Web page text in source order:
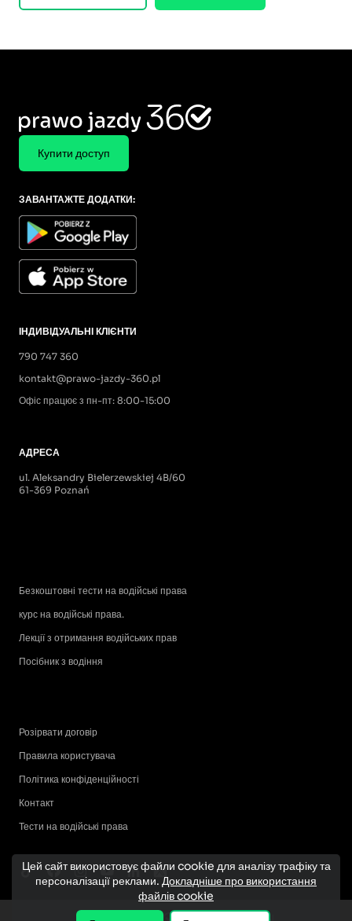
Купити доступ
ІНДИВІДУАЛЬНІ КЛІЄНТИ
790 747 360
kontakt@prawo-jazdy-360.pl
Офіс працює з пн-пт: 8:00-15:00
АДРЕСА
ul. Aleksandry Bielerzewskiej 4B/60
61-369 Poznań
Безкоштовні тести на водійські права
курс на водійські права.
Лекції з отримання водійських прав
Посібник з водіння
Розірвати договір
Правила користувача
Політика конфіденційності
Контакт
Тести на водійські права
ЗАВАНТАЖТЕ ДОДАТКИ:
Цей сайт використовує файли cookie для аналізу трафіку та
персоналізації реклами. Докладніше про використання
файлів cookie